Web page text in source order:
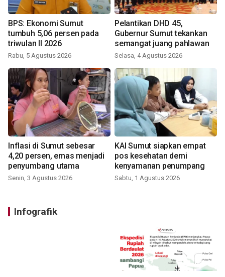
BPS: Ekonomi Sumut
tumbuh 5,06 persen pada
triwulan II 2026
Rabu, 5 Agustus 2026
Pelantikan DHD 45,
Gubernur Sumut tekankan
semangat juang pahlawan
Selasa, 4 Agustus 2026
Inflasi di Sumut sebesar
4,20 persen, emas menjadi
penyumbang utama
Senin, 3 Agustus 2026
KAI Sumut siapkan empat
pos kesehatan demi
kenyamanan penumpang
Sabtu, 1 Agustus 2026
Infografik